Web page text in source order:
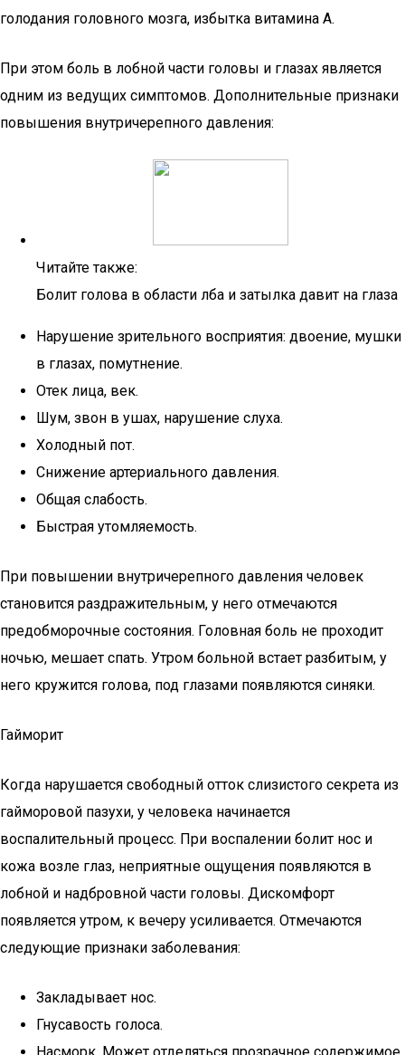
голодания головного мозга, избытка витамина А.
При этом боль в лобной части головы и глазах является
одним из ведущих симптомов. Дополнительные признаки
повышения внутричерепного давления:
Читайте также:
Болит голова в области лба и затылка давит на глаза
Нарушение зрительного восприятия: двоение, мушки
в глазах, помутнение.
Отек лица, век.
Шум, звон в ушах, нарушение слуха.
Холодный пот.
Снижение артериального давления.
Общая слабость.
Быстрая утомляемость.
При повышении внутричерепного давления человек
становится раздражительным, у него отмечаются
предобморочные состояния. Головная боль не проходит
ночью, мешает спать. Утром больной встает разбитым, у
него кружится голова, под глазами появляются синяки.
Гайморит
Когда нарушается свободный отток слизистого секрета из
гайморовой пазухи, у человека начинается
воспалительный процесс. При воспалении болит нос и
кожа возле глаз, неприятные ощущения появляются в
лобной и надбровной части головы. Дискомфорт
появляется утром, к вечеру усиливается. Отмечаются
следующие признаки заболевания:
Закладывает нос.
Гнусавость голоса.